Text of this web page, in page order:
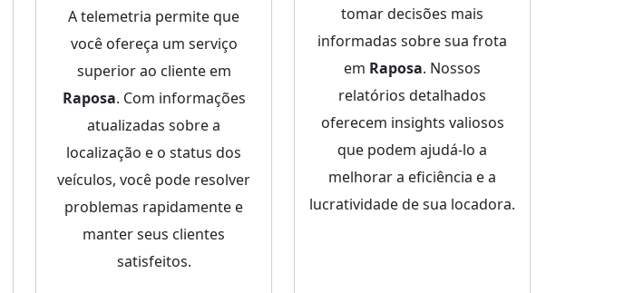
A telemetria permite que
você ofereça um serviço
superior ao cliente em
Raposa. Com informações
atualizadas sobre a
localização e o status dos
veículos, você pode resolver
problemas rapidamente e
manter seus clientes
satisfeitos.
tomar decisões mais
informadas sobre sua frota
em Raposa. Nossos
relatórios detalhados
oferecem insights valiosos
que podem ajudá-lo a
melhorar a eficiência e a
lucratividade de sua locadora.